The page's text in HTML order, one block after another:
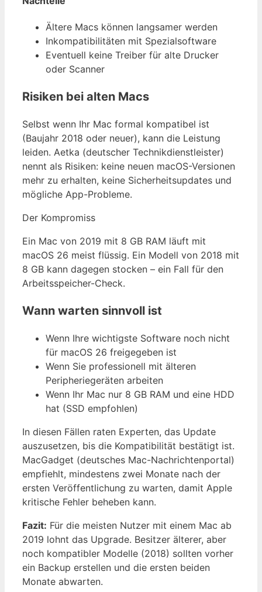
Ältere Macs können langsamer werden
Inkompatibilitäten mit Spezialsoftware
Eventuell keine Treiber für alte Drucker
oder Scanner
Risiken bei alten Macs
Selbst wenn Ihr Mac formal kompatibel ist
(Baujahr 2018 oder neuer), kann die Leistung
leiden. Aetka (deutscher Technikdienstleister)
nennt als Risiken: keine neuen macOS-Versionen
mehr zu erhalten, keine Sicherheitsupdates und
mögliche App-Probleme.
Der Kompromiss
Ein Mac von 2019 mit 8 GB RAM läuft mit
macOS 26 meist flüssig. Ein Modell von 2018 mit
8 GB kann dagegen stocken – ein Fall für den
Arbeitsspeicher-Check.
Wann warten sinnvoll ist
Wenn Ihre wichtigste Software noch nicht
für macOS 26 freigegeben ist
Wenn Sie professionell mit älteren
Peripheriegeräten arbeiten
Wenn Ihr Mac nur 8 GB RAM und eine HDD
hat (SSD empfohlen)
In diesen Fällen raten Experten, das Update
auszusetzen, bis die Kompatibilität bestätigt ist.
MacGadget (deutsches Mac-Nachrichtenportal)
empfiehlt, mindestens zwei Monate nach der
ersten Veröffentlichung zu warten, damit Apple
kritische Fehler beheben kann.
Fazit: Für die meisten Nutzer mit einem Mac ab
2019 lohnt das Upgrade. Besitzer älterer, aber
noch kompatibler Modelle (2018) sollten vorher
ein Backup erstellen und die ersten beiden
Monate abwarten.